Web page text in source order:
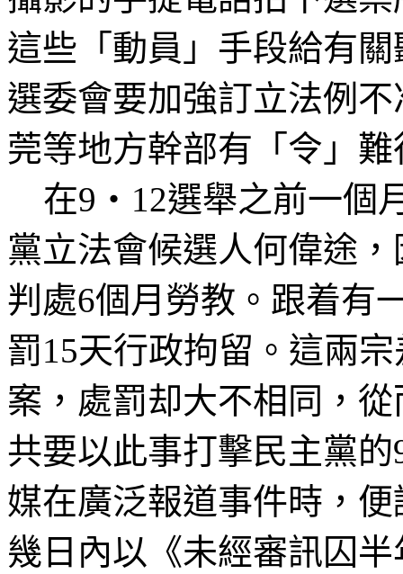
這些「動員」手段給有
選委會要加強訂立法例不
莞等地方幹部有「令」
在9 ‧ 12選舉之前一個
黨立法會候選人何偉途
判處6個月 勞教。跟着有
罰15天行政拘留。這兩
案，處罰却大不相同，
共要以此事打擊民主黨的
媒在廣泛報道事件時，
幾日內以《未經審訊囚半